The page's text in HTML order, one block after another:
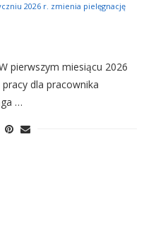
2026 r. zmienia pielęgnację
pierwszym miesiącu 2026
dla pracownika
…